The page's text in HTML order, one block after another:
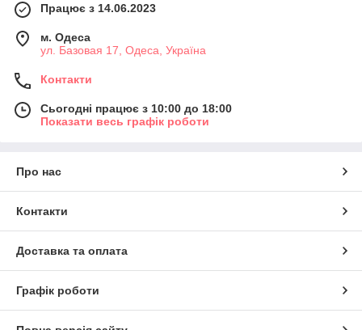
Працює з 14.06.2023
м. Одеса
ул. Базовая 17, Одеса, Україна
Контакти
Сьогодні працює з 10:00 до 18:00
Показати весь графік роботи
Про нас
Контакти
Доставка та оплата
Графік роботи